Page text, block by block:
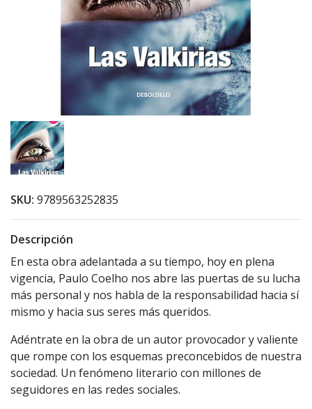
SKU: 9789563252835
Descripción
En esta obra adelantada a su tiempo, hoy en plena
vigencia, Paulo Coelho nos abre las puertas de su lucha
más personal y nos habla de la responsabilidad hacia sí
mismo y hacia sus seres más queridos.
Adéntrate en la obra de un autor provocador y valiente
que rompe con los esquemas preconcebidos de nuestra
sociedad. Un fenómeno literario con millones de
seguidores en las redes sociales.